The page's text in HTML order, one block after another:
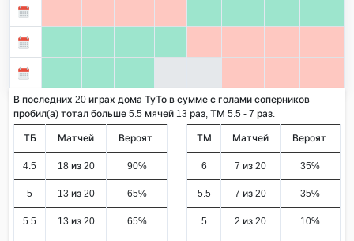
В последних 20 играх дома ТуТо в сумме с голами соперников
пробил(а) тотал больше 5.5 мячей 13 раз, ТМ 5.5 - 7 раз.
ТБ Матчей Вероят.
4.5 18 из 20 90%
5 13 из 20 65%
5.5 13 из 20 65%
ТМ Матчей Вероят.
6 7 из 20 35%
5.5 7 из 20 35%
5 2 из 20 10%